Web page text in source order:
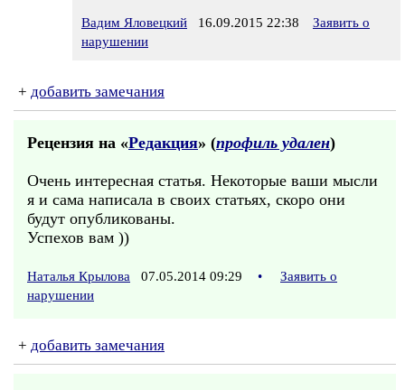
Вадим Яловецкий 16.09.2015 22:38
Заявить о
нарушении
+ добавить замечания
Рецензия на «Редакция» (профиль удален)
Очень интересная статья. Некоторые ваши мысли
я и сама написала в своих статьях, скоро они
будут опубликованы.
Успехов вам ))
Наталья Крылова 07.05.2014 09:29 •
Заявить о
нарушении
+ добавить замечания